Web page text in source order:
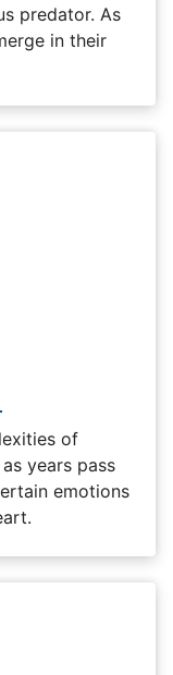
predator. As
in their
of
years pass
emotions